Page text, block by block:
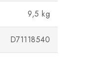
9,5 kg
D71118540